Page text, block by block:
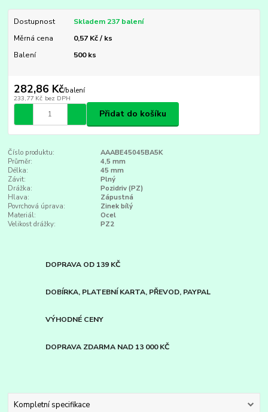
Dostupnost
Skladem 237 balení
Měrná cena
0,57 Kč / ks
Balení
500 ks
282,86 Kč/balení
233,77 Kč bez DPH
Přidat do košíku
Číslo produktu:
AAABE45045BA5K
Průměr:
4,5 mm
Délka:
45 mm
Závit:
Plný
Drážka:
Pozidriv (PZ)
Hlava:
Zápustná
Povrchová úprava:
Zinek bílý
Materiál:
Ocel
Velikost drážky:
PZ2
DOPRAVA OD 139 KČ
DOBÍRKA, PLATEBNÍ KARTA, PŘEVOD, PAYPAL
VÝHODNÉ CENY
DOPRAVA ZDARMA NAD 13 000 KČ
Kompletní specifikace